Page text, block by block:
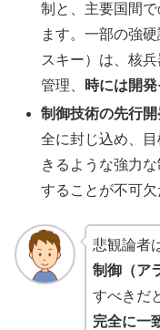
制と、主要国間
ます。一部の強
スキー）は、核
管理、
時には開
制御技術の先行開
全に封じ込め、
きるような強力
することが不可欠
悲観論者
制御（ア
すべきだ
完全に一